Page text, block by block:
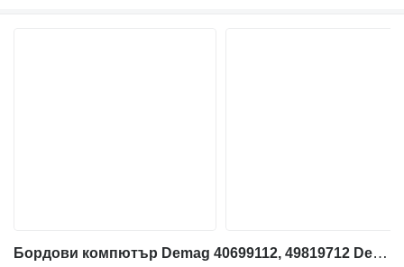
Бордови компютър Demag 40699112, 49819712 Demag за автокран Demag AC50-1, AC100, AC120, AC250, AC300, AC350-6, CH3160, CH3180